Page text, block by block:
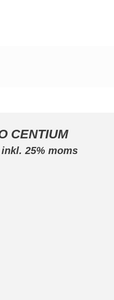
CENTIUM
inkl. 25% moms